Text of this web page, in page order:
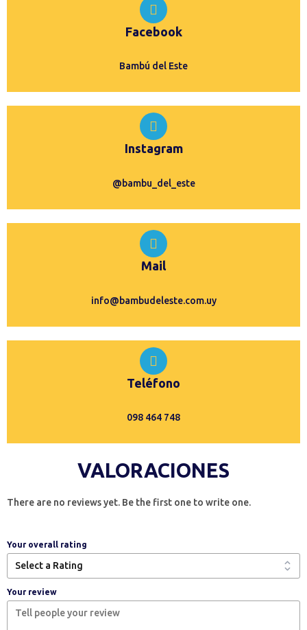
Facebook
Bambú del Este
Instagram
@bambu_del_este
Mail
info@bambudeleste.com.uy
Teléfono
098 464 748
VALORACIONES
There are no reviews yet. Be the first one to write one.
Your overall rating
Your review